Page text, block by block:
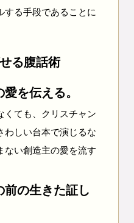
する手段であることに
る腹話術
を伝える。
ても、クリスチャン
わしい台本で演じるな
ない創造主の愛を流す
前の生きた証し